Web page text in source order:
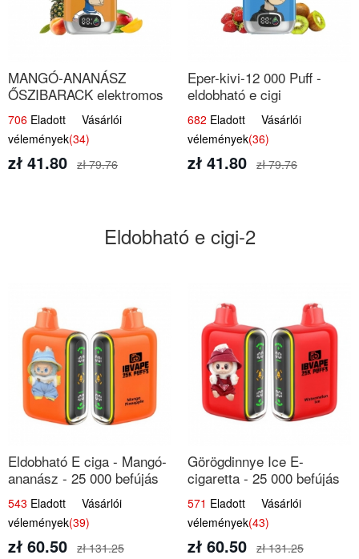
MANGÓ-ANANÁSZ
ŐSZIBARACK elektromos
cigi – 12 000 befújás
706 Eladott Vásárlói
vélemények(34)
zł 41.80 zł 79.76
Eper-kivi-12 000 Puff -
eldobható e cigi
682 Eladott Vásárlói
vélemények(36)
zł 41.80 zł 79.76
Eldobható e cigi-2
Eldobható E ciga - Mangó-
ananász - 25 000 befújás
543 Eladott Vásárlói
vélemények(39)
zł 60.50 zł 131.25
Görögdinnye Ice E-
cigaretta - 25 000 befújás
571 Eladott Vásárlói
vélemények(43)
zł 60.50 zł 131.25